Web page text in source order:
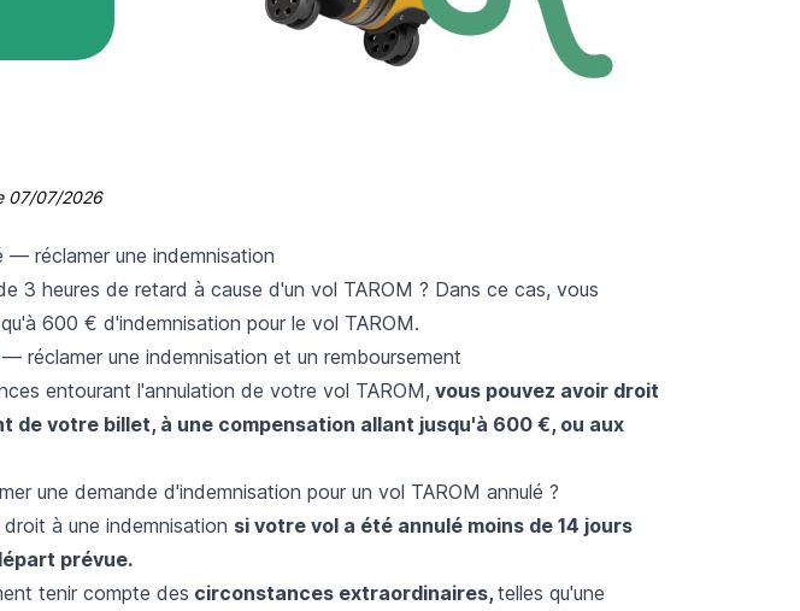
07/07/2026
— réclamer une indemnisation
3 heures de retard à cause d'un vol TAROM ? Dans ce cas, vous
600 € d'indemnisation pour le vol TAROM.
réclamer une indemnisation et un remboursement
entourant l'annulation de votre vol TAROM,vous pouvez avoir droit
de votre billet, à une compensation allant jusqu'à 600 €, ou aux
une demande d'indemnisation pour un vol TAROM annulé ?
à une indemnisation si votre vol a été annulé moins de 14 jours
prévue.
tenir compte des circonstances extraordinaires, telles qu'une